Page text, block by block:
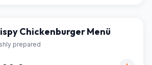
Chickenburger Menü
prepared